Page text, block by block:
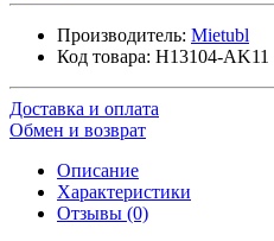
Производитель: Mietubl
Код товара: H13104-AK11
Доставка и оплата
Обмен и возврат
Описание
Характеристики
Отзывы (0)